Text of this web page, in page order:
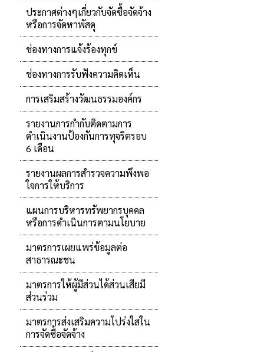
ประกาศต่างๆเกี่ยวกับจัดซื้อจัดจ้าง
หรือการจัดหาพัสดุ
ช่องทางการแจ้งร้องทุกข์
ช่องทางการรับฟังความคิดเห็น
การเสริมสร้างวัฒนธรรมองค์กร
รายงานการกำกับติดตามการ
ดำเนินงานป้องกันการทุจริตรอบ
6 เดือน
รายงานผลการสำรวจความพึงพอ
ใจการให้บริการ
แผนการบริหารทรัพยากรบุคคล
หรือการดำเนินการตามนโยบาย
มาตรการเผยแพร่ข้อมูลต่อ
สาธารณะชน
มาตรการให้ผู้มีส่วนได้ส่วนเสียมี
ส่วนร่วม
มาตรการส่งเสริมความโปร่งใสใน
การจัดซื้อจัดจ้าง